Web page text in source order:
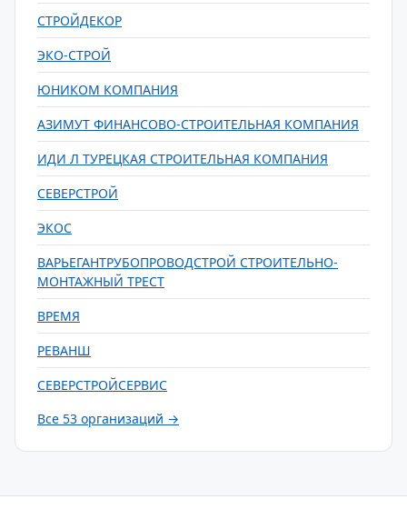
СТРОЙДЕКОР
ЭКО-СТРОЙ
ЮНИКОМ КОМПАНИЯ
АЗИМУТ ФИНАНСОВО-СТРОИТЕЛЬНАЯ КОМПАНИЯ
ИДИ Л ТУРЕЦКАЯ СТРОИТЕЛЬНАЯ КОМПАНИЯ
СЕВЕРСТРОЙ
ЭКОС
ВАРЬЕГАНТРУБОПРОВОДСТРОЙ СТРОИТЕЛЬНО-
МОНТАЖНЫЙ ТРЕСТ
ВРЕМЯ
РЕВАНШ
СЕВЕРСТРОЙСЕРВИС
Все 53 организаций →